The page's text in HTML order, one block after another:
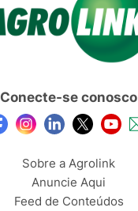
Conecte-se conosco
Sobre a Agrolink
Anuncie Aqui
Feed de Conteúdos